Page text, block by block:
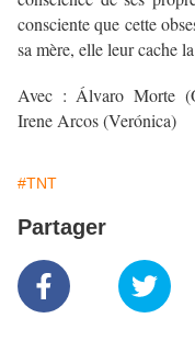
consciente que cette
sa mère, elle leur cache
Avec : Álvaro Morte
Irene Arcos (Verónica)
#TNT
Partager